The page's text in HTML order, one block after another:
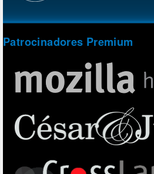
Patrocinadores Premium